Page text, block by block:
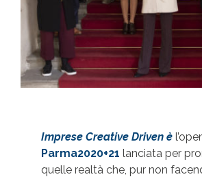
Imprese Creative Driven è
Parma2020+21 lanciata per
quelle realtà che, pur non